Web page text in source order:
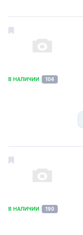
В НАЛИЧИИ 104
В НАЛИЧИИ 190